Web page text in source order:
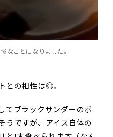
なことになりました。
との相性は◎。
てブラックサンダーのボ
うですが、アイス自体の